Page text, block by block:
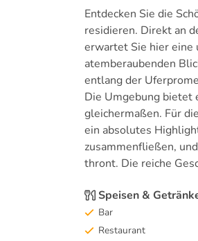
Entdecken Sie die
residieren. Direkt an
erwartet Sie hier eine
atemberaubenden
entlang der
Die Umgebung
gleichermaßen. Für
ein absolutes
zusammenfließen,
thront. Die reiche
Speisen &
Bar
Restaurant